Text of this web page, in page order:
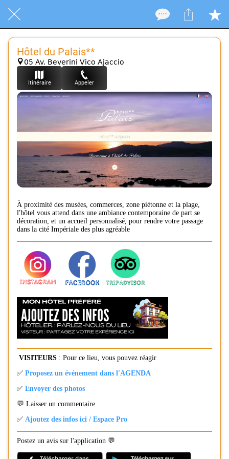
Hôtel du Palais**
05 Av. Beverini Vico Ajaccio
Itinéraire Appeler
À proximité des musées, commerces, zone piétonne et la plage,
l'hôtel vous attend dans une ambiance contemporaine de part se
décoration, et un accueil personnalisé, pour rendre votre passage
dans la cité Impériale des plus agréable
VISITEURS : Pour ce lieu, vous pouvez réagir
✅ Proposez un événement dans l'AGENDA
✅ Envoyer des photos
💬 Laisser un commentaire
✅ Ajoutez des infos ici / Espace Pro
Postez un avis sur l'application 💬